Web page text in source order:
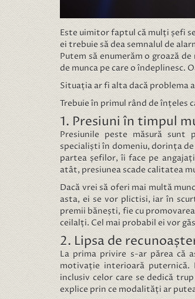
Este uimitor faptul că mulți șefi
ei trebuie să dea semnalul de
Putem să enumerăm o groază
de munca pe care o îndeplinesc.
Situația ar fi alta dacă
Trebuie în primul rând de înțeles
1. Presiuni în timpul
Presiunile peste măsură sunt
specialiști în domeniu, dorința
partea șefilor, îi face pe
atât, presiunea scade calitatea
Dacă vrei să oferi mai multă
asta, ei se vor plictisi, iar în
premii bănești, fie cu
ceilalți. Cel mai probabil ei vor
2. Lipsa de
La prima privire s-ar părea că
motivație interioară puternică.
inclusiv celor care se dedică
explice prin ce modalități ar